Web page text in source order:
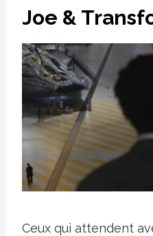
Joe &
Ceux qui attendent